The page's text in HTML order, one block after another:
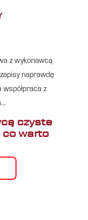
z wykonawcą
naprawdę
z
czyste
warto